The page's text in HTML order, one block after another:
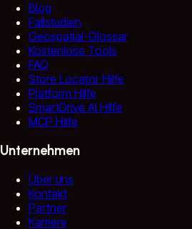
Blog
Fallstudien
Geospatial-Glossar
Kostenlose Tools
FAQ
Store Locator Hilfe
Platform Hilfe
SmartDrive AI Hilfe
MCP Hilfe
Unternehmen
Über uns
Kontakt
Partner
Karriere